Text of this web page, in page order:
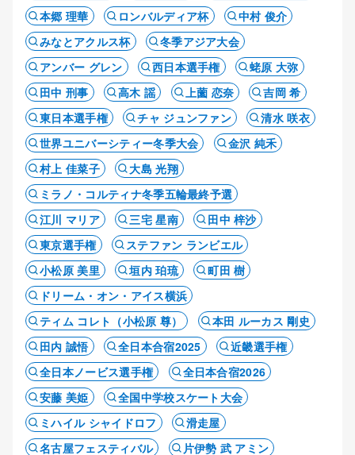
本郷 理華
ロンバルディア杯
中村 俊介
みなとアクルス杯
冬季アジア大会
アンバー グレン
西日本選手権
蛯原 大弥
田中 刑事
高木 謡 上薗 恋奈
吉岡 希
東日本選手権
チャ ジュンファン
清水 咲衣
世界ユニバーシティー冬季大会
金沢 純禾
村上 佳菜子
大島 光翔
ミラノ・コルティナ冬季五輪最終予選
江川 マリア
三宅 星南
田中 梓沙
東京選手権
ステファン ランビエル
小松原 美里
垣内 珀琉
町田 樹
ドリーム・オン・アイス横浜
ティム コレト（小松原 尊）
本田 ルーカス 剛史
田内 誠悟
全日本合宿2025
近畿選手権
全日本ノービス選手権
全日本合宿2026
安藤 美姫
全国中学校スケート大会
ミハイル シャイドロフ
滑走屋
名古屋フェスティバル
片伊勢 武 アミン